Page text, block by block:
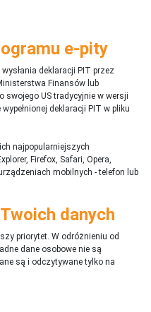
e-pity
deklaracji PIT przez
Finansów lub
swojego US tradycyjnie w wersji
deklaracji PIT w pliku
najpopularniejszych
Firefox, Safari, Opera,
mobilnych - telefon lub
danych
priorytet. W odróżnieniu od
adne dane osobowe nie są
są i odczytywane tylko na